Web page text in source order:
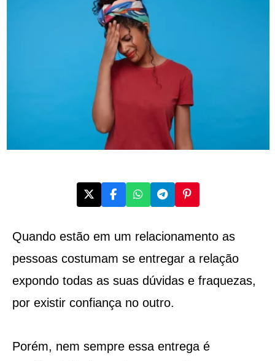
Quando estão em um relacionamento as
pessoas costumam se entregar a relação
expondo todas as suas dúvidas e fraquezas,
por existir confiança no outro.
Porém, nem sempre essa entrega é